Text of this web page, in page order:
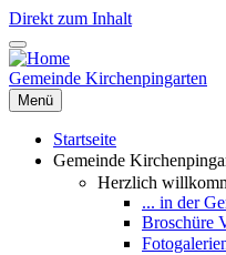
Direkt zum Inhalt
Gemeinde Kirchenpingarten
Menü
Startseite
Gemeinde
Herzlich
... in der
Broschüre